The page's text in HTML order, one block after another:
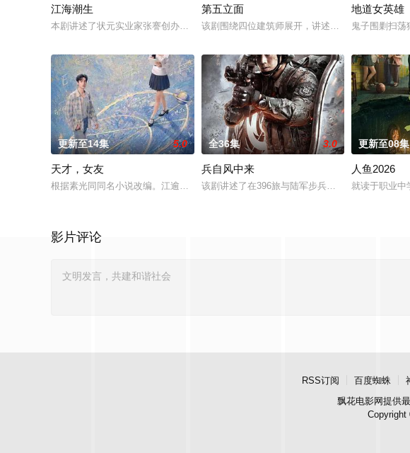
江海潮生
本剧讲述了状元实业家张謇创办大生企业，实业报国的故事。甲午战争后，国家蒙羞，
第五立面
该剧围绕四位建筑师展开，讲述了他们在中意合作
地道女英雄
鬼子围剿扫
更新至14集 5.0
天才，女友
根据素光同同名小说改编。江逾白长大以后，林知夏忽然对他说：“江逾白，我喜欢你，
全36集 3.0
兵自风中来
该剧讲述了在396旅与陆军步兵学院联合举办的小
更新至08集
人鱼2026
就读于职业中
影片评论
RSS订阅 百度蜘蛛
飘花电影网提供
Copyright